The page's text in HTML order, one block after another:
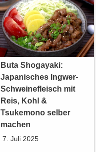
Buta Shogayaki:
Japanisches Ingwer-
Schweinefleisch mit
Reis, Kohl &
Tsukemono selber
machen
7. Juli 2025